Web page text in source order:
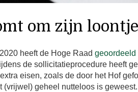
om zijn loontje
heeft de Hoge Raad geoordeeld
de sollicitatieprocedure heeft
eisen, zoals de door het Hof
(vrijwel) geheel nutteloos is geweest.